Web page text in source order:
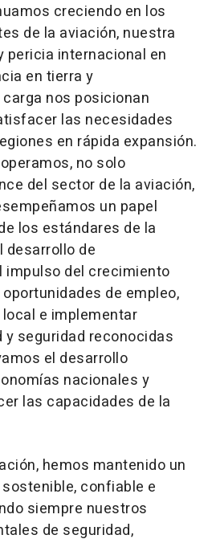
creciendo en los
de la aviación, nuestra
pericia internacional en
en tierra y
nos posicionan
las necesidades
en rápida expansión.
no solo
del sector de la aviación,
un papel
los estándares de la
desarrollo de
del crecimiento
de empleo,
e implementar
seguridad reconocidas
el desarrollo
nacionales y
las capacidades de la
hemos mantenido un
confiable e
siempre nuestros
de seguridad,